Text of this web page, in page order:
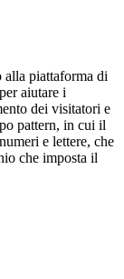
alla piattaforma di
aiutare i
dei visitatori e
pattern, in cui il
e lettere, che
che imposta il